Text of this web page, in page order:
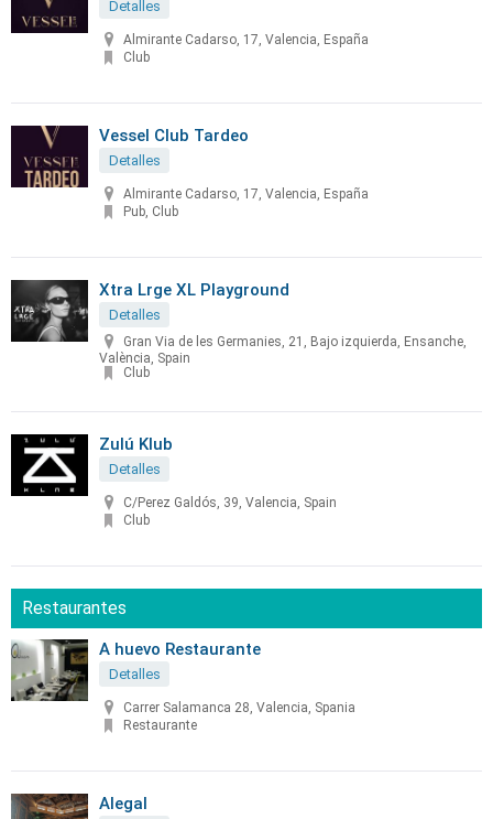
Detalles
Almirante Cadarso, 17, Valencia, España
Club
Vessel Club Tardeo
Detalles
Almirante Cadarso, 17, Valencia, España
Pub, Club
Xtra Lrge XL Playground
Detalles
Gran Via de les Germanies, 21, Bajo izquierda, Ensanche,
València, Spain
Club
Zulú Klub
Detalles
C/Perez Galdós, 39, Valencia, Spain
Club
Restaurantes
A huevo Restaurante
Detalles
Carrer Salamanca 28, Valencia, Spania
Restaurante
Alegal